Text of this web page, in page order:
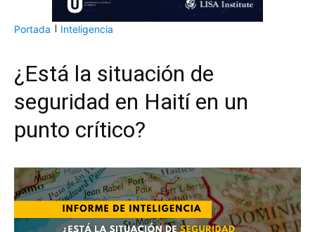
Portada Inteligencia
¿Está la situación de
seguridad en Haití en un
punto crítico?